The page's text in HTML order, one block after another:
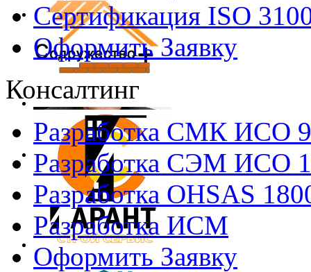
Сертификация ISO
Оформить Заявку
Консалтинг
Разработка СМК ИСО
Разработка СЭМ ИСО
Разработка OHSAS
Разработка ИСМ
Оформить Заявку